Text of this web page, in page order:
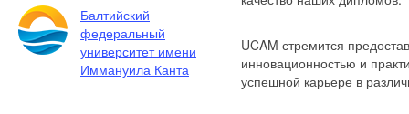
Балтийский
федеральный
университет имени
Иммануила Канта
UCAM стремится
инновационностью и
успешной карьере в